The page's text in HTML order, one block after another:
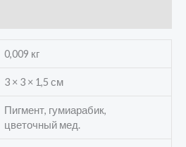
0,009 кг
3 × 3 × 1,5 см
Пигмент, гумиарабик,
цветочный мед.